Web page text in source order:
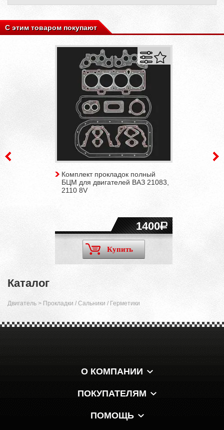
С этим товаром покупают
Комплект прокладок полный
БЦМ для двигателей ВАЗ 21083,
2110 8V
1400
Купить
Каталог
Двигатель > Прокладки / Сальники / Герметики
О КОМПАНИИ
ПОКУПАТЕЛЯМ
ПОМОЩЬ